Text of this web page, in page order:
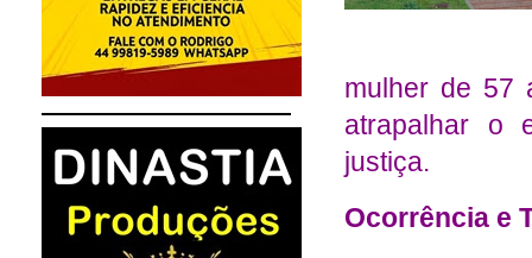
mulher de 57
atrapalhar o
justiça.
Ocorrência e